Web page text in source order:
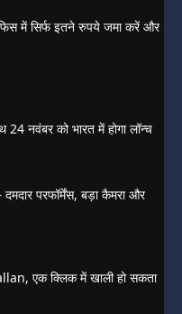
में सिर्फ इतने रुपये जमा करें और
नवंबर को भारत में होगा लॉन्च
परफॉर्मेंस, बड़ा कैमरा और
एक क्लिक में खाली हो सकता